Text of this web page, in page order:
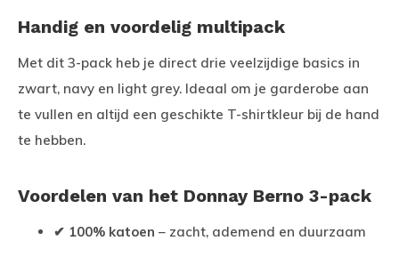
Handig en voordelig multipack
Met dit 3-pack heb je direct drie veelzijdige basics in
zwart, navy en light grey. Ideaal om je garderobe aan
te vullen en altijd een geschikte T-shirtkleur bij de hand
te hebben.
Voordelen van het Donnay Berno 3-pack
✔ 100% katoen – zacht, ademend en duurzaam